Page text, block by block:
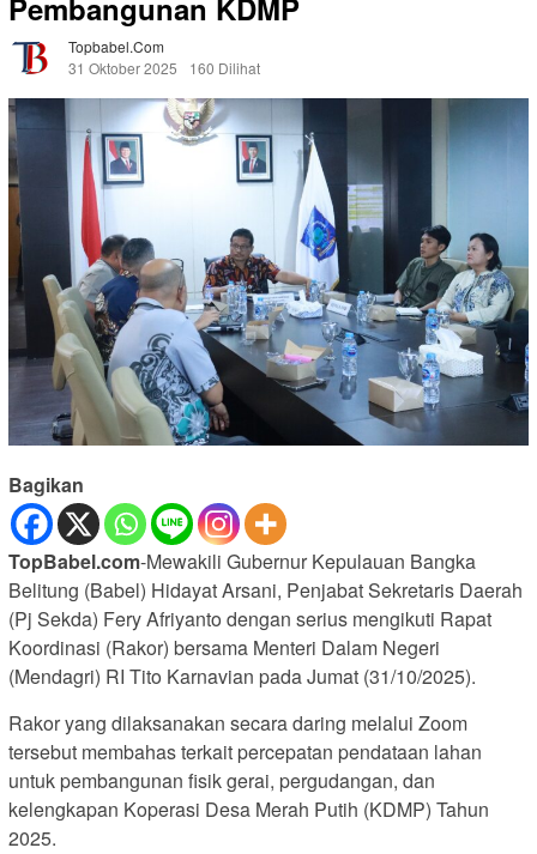
Pembangunan KDMP
Topbabel.com
31 Oktober 2025
160 Dilihat
Bagikan
TopBabel.com-Mewakili Gubernur Kepulauan Bangka
Belitung (Babel) Hidayat Arsani, Penjabat Sekretaris Daerah
(Pj Sekda) Fery Afriyanto dengan serius mengikuti Rapat
Koordinasi (Rakor) bersama Menteri Dalam Negeri
(Mendagri) RI Tito Karnavian pada Jumat (31/10/2025).
Rakor yang dilaksanakan secara daring melalui Zoom
tersebut membahas terkait percepatan pendataan lahan
untuk pembangunan fisik gerai, pergudangan, dan
kelengkapan Koperasi Desa Merah Putih (KDMP) Tahun
2025.